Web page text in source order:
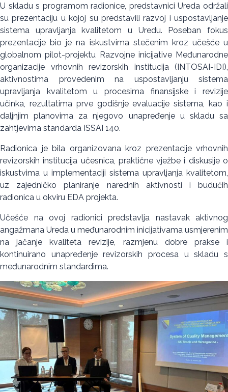
U skladu s programom radionice, predstavnici Ureda održali
su prezentaciju u kojoj su predstavili razvoj i uspostavljanje
sistema upravljanja kvalitetom u Uredu. Poseban fokus
prezentacije bio je na iskustvima stečenim kroz učešće u
globalnom pilot-projektu Razvojne inicijative Međunarodne
organizacije vrhovnih revizorskih institucija (INTOSAI-IDI),
aktivnostima provedenim na uspostavljanju sistema
upravljanja kvalitetom u procesima finansijske i revizije
učinka, rezultatima prve godišnje evaluacije sistema, kao i
daljnjim planovima za njegovo unapređenje u skladu sa
zahtjevima standarda ISSAI 140.
Radionica je bila organizovana kroz prezentacije vrhovnih
revizorskih institucija učesnica, praktične vježbe i diskusije o
iskustvima u implementaciji sistema upravljanja kvalitetom,
uz zajedničko planiranje narednih aktivnosti i budućih
radionica u okviru EDA projekta.
Učešće na ovoj radionici predstavlja nastavak aktivnog
angažmana Ureda u međunarodnim inicijativama usmjerenim
na jačanje kvaliteta revizije, razmjenu dobre prakse i
kontinuirano unapređenje revizorskih procesa u skladu s
međunarodnim standardima.